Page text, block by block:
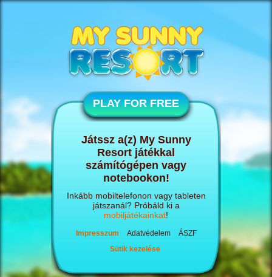
PLAY FOR FREE
Játssz a(z) My Sunny
Resort játékkal
számítógépen vagy
notebookon!
Inkább mobiltelefonon vagy tableten
játszanál? Próbáld ki a
mobiljátékainkat!
Impresszum Adatvédelem
ÁSZF
Sütik kezelése